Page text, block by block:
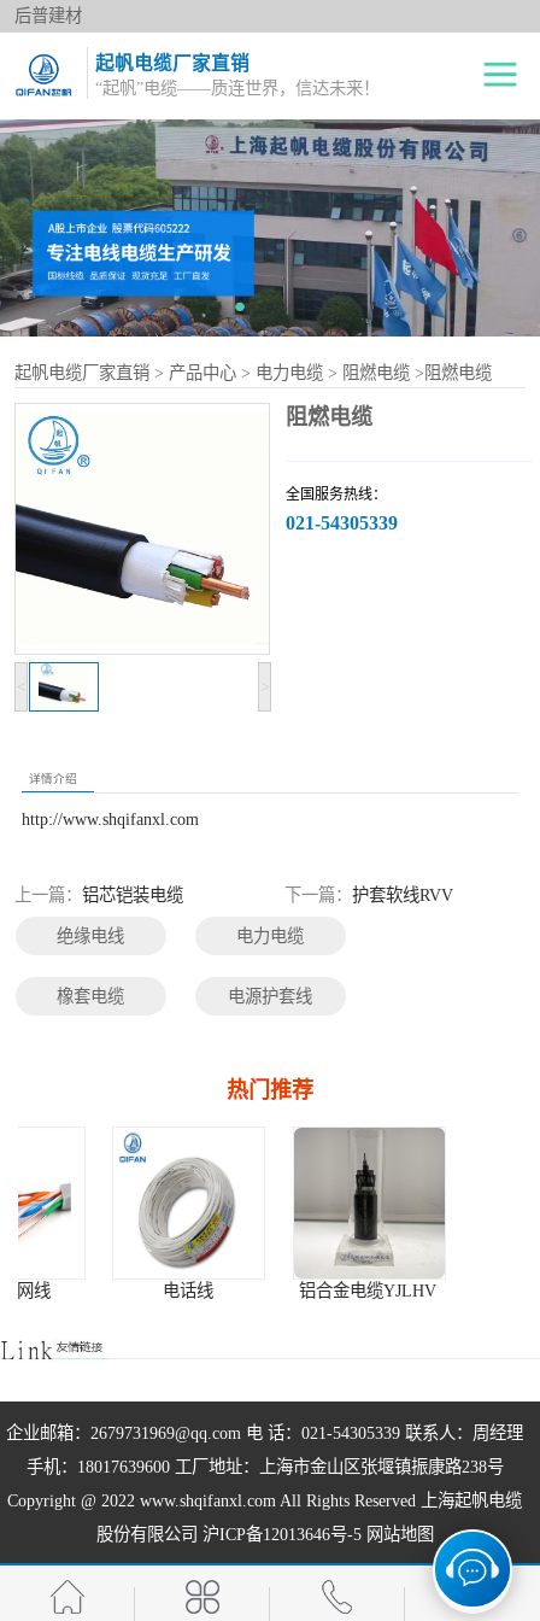
后普建材
起帆电缆厂家直销
“起帆”电缆——质连世界，信达未来！
起帆电缆厂家直销 > 产品中心 > 电力电缆 > 阻燃电缆 >阻燃电缆
< >
阻燃电缆
全国服务热线：
021-54305339
详情介绍
http://www.shqifanxl.com
上一篇： 铝芯铠装电缆 下一篇： 护套软线RVV
绝缘电线 电力电缆
橡套电缆 电源护套线
网络通讯电缆
变频电缆 变频电缆BPYJVP 2
铝芯铠装电缆 阻燃电缆
热门推荐
铝合金电缆YJLHV 矿物绝缘电缆NG-A
矿物绝缘电缆BTLY 防火电缆BBTRZ 防水橡套电缆JHS
企业邮箱：2679731969@qq.com 电 话：021-54305339 联系人：周经理
手机：18017639600 工厂地址：上海市金山区张堰镇振康路238号
Copyright @ 2022 www.shqifanxl.com All Rights Reserved 上海起帆电缆
股份有限公司 沪ICP备12013646号-5 网站地图
绝缘电线
电力电缆
橡套电缆
电源护套线
控制电缆
屏蔽电缆
变频电缆
网络通讯电缆
单股铜芯线BV
多股铜芯软电线BVR
双绞花线RVS
阻燃电线